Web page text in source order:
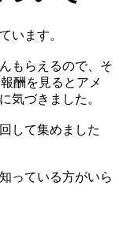
います。
もらえるので、そ
酬を見るとアメ
気づきました。
して集めました
っている方がいら